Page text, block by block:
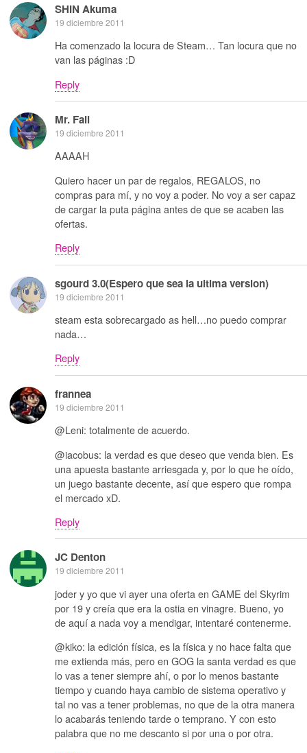
SHIN Akuma
19 diciembre 2011
Ha comenzado la locura de Steam… Tan locura que no
van las páginas :D
Reply
Mr. Fail
19 diciembre 2011
AAAAH
Quiero hacer un par de regalos, REGALOS, no
compras para mí, y no voy a poder. No voy a ser capaz
de cargar la puta página antes de que se acaben las
ofertas.
Reply
sgourd 3.0(Espero que sea la ultima version)
19 diciembre 2011
steam esta sobrecargado as hell…no puedo comprar
nada…
Reply
frannea
19 diciembre 2011
@Leni: totalmente de acuerdo.
@iacobus: la verdad es que deseo que venda bien. Es
una apuesta bastante arriesgada y, por lo que he oído,
un juego bastante decente, así que espero que rompa
el mercado xD.
Reply
JC Denton
19 diciembre 2011
joder y yo que vi ayer una oferta en GAME del Skyrim
por 19 y creía que era la ostia en vinagre. Bueno, yo
de aquí a nada voy a mendigar, intentaré contenerme.
@kiko: la edición física, es la física y no hace falta que
me extienda más, pero en GOG la santa verdad es que
lo vas a tener siempre ahí, o por lo menos bastante
tiempo y cuando haya cambio de sistema operativo y
tal no vas a tener problemas, no que de la otra manera
lo acabarás teniendo tarde o temprano. Y con esto
palabra que no me descanto si por una o por otra.